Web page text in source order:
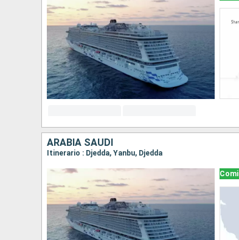
ARABIA SAUDÍ
Itinerario : Djedda, Yanbu, Djedda